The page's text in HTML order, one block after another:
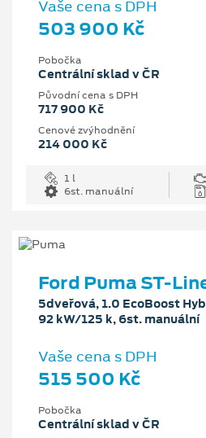
Vaše cena s DPH
503 900 Kč
Pobočka
Centrální sklad v ČR
Původní cena s DPH
717 900 Kč
Cenové zvýhodnění
214 000 Kč
1 l
6st. manuální
Ford Puma ST-
5dveřová, 1.0 EcoBoost
92 kW/125 k, 6st. manuální
Vaše cena s DPH
515 500 Kč
Pobočka
Centrální sklad v ČR